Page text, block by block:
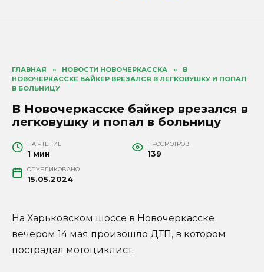
ГЛАВНАЯ » НОВОСТИ НОВОЧЕРКАССКА »
В
НОВОЧЕРКАССКЕ БАЙКЕР ВРЕЗАЛСЯ В ЛЕГКОВУШКУ И ПОПАЛ
В БОЛЬНИЦУ
В Новочеркасске байкер врезался в
легковушку и попал в больницу
НА ЧТЕНИЕ
1 мин
ПРОСМОТРОВ
139
ОПУБЛИКОВАНО
15.05.2024
На Харьковском шоссе в Новочеркасске
вечером 14 мая произошло ДТП, в котором
пострадал мотоциклист.